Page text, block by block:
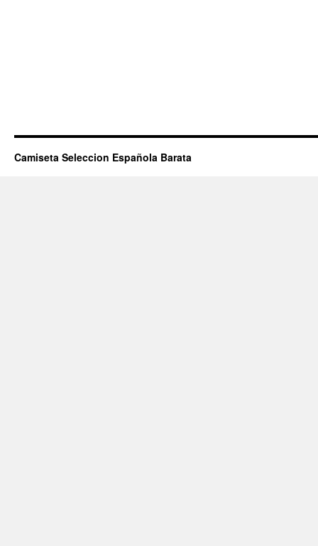
Camiseta Seleccion Española Barata